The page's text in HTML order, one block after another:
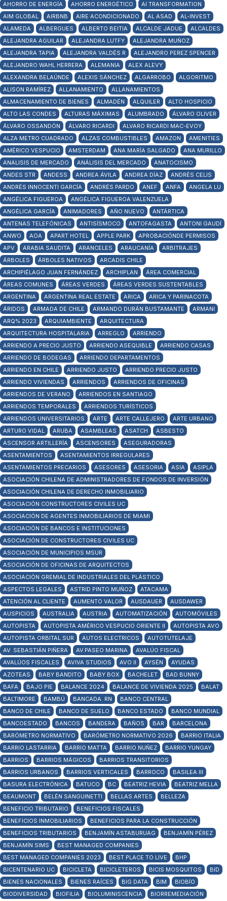
AHORRO DE ENERGÍA
AHORRO ENERGÉTICO
AI TRANSFORMATION
AIM GLOBAL
AIRBNB AIRE ACONDICIONADO AL ASAD
AL-INVEST
ALAMEDA
ALBERGUES ALBERTO BEITIA ALCALDE JADUE
ALCALDES
ALEJANDRA AGUILAR
ALEJANDRA LUTFY
ALEJANDRA MUÑOZ
ALEJANDRA TAPIA
ALEJANDRA VALDÉS R
ALEJANDRO PEREZ SPENCER
ALEJANDRO WAHL HERRERA
ALEMANIA
ALEX ALEVY
ALEXANDRA BELAÚNDE
ALEXIS SÁNCHEZ ALGARROBO
ALGORITMO
ALISON RAMÍREZ
ALLANAMIENTO
ALLANAMIENTOS
ALMACENAMIENTO DE BIENES
ALMADÉN ALQUILER
ALTO HOSPICIO
ALTO LAS CONDES
ALTURAS MÁXIMAS ALUMBRADO
ÁLVARO OLIVER
ÁLVARO OSSANDÓN
ÁLVARO RICARDI
ALVARO RICARDI MAC-EVOY
ALZA METRO CUADRADO
ALZAS COMBUSTIBLES AMAZON
AMENITIES
AMÉRICO VESPUCIO
AMSTERDAM ANA MARÍA SALGADO
ANA MURILLO
ANALISIS DE MERCADO
ANÁLISIS DEL MERCADO
ANATOCISMO
ANDES STR
ANDESS ANDREA ÁVILA ANDREA DÍAZ
ANDRÉS CELIS
ANDRÉS INNOCENTI GARCÍA
ANDRÉS PARDO ANEF ANFA
ANGELA LU
ANGÉLICA FIGUEROA
ANGÉLICA FIGUEROA VALENZUELA
ANGÉLICA GARCÍA
ANIMADORES AÑO NUEVO
ANTÁRTICA
ANTENAS TELEFÓNICAS
ANTISÍSMOCO ANTOFAGASTA
ANTONI GAUDÍ
ANWO
AOA APART HOTEL APPLE PARK
APROBACIÓNDE PERMISOS
APV
ARABIA SAUDITA ARANCELES ARAUCANÍA
ARBITRAJES
ÁRBOLES
ÁRBOLES NATIVOS
ARCADIS CHILE
ARCHIPIÉLAGO JUAN FERNÁNDEZ
ARCHIPLAN
ÁREA COMERCIAL
ÁREAS COMUNES
ÁREAS VERDES
ÁREAS VERDES SUSTENTABLES
ARGENTINA
ARGENTINA REAL ESTATE ARICA
ARICA Y PARINACOTA
ÁRIDOS
ARMADA DE CHILE ARMANDO DURÁN BUSTAMANTE
ARMANI
ARQ% 2023
ARQUIAMBIENTE
ARQUITECTURA
ARQUITECTURA HOSPITALARIA
ARREGLO
ARRIENDO
ARRIENDO A PRECIO JUSTO
ARRIENDO ASEQUIBLE
ARRIENDO CASAS
ARRIENDO DE BODEGAS
ARRIENDO DEPARTAMENTOS
ARRIENDO EN CHILE
ARRIENDO JUSTO
ARRIENDO PRECIO JUSTO
ARRIENDO VIVIENDAS
ARRIENDOS
ARRIENDOS DE OFICINAS
ARRIENDOS DE VERANO
ARRIENDOS EN SANTIAGO
ARRIENDOS TEMPORALES
ARRIENDOS TURÍSTICOS
ARRIENDOS UNIVERSITARIOS
ARTE ARTE CALLEJERO
ARTE URBANO
ARTURO VIDAL
ARUBA ASAMBLEAS ASATCH
ASBESTO
ASCENSOR ARTILLERÍA
ASCENSORES
ASEGURADORAS
ASENTAMIENTOS
ASENTAMIENTOS IRREGULARES
ASENTAMIENTOS PRECARIOS
ASESORES ASESORIA ASIA
ASIPLA
ASOCIACIÓN CHILENA DE ADMINISTRADORES DE FONDOS DE INVERSIÓN
ASOCIACIÓN CHILENA DE DERECHO INMOBILIARIO
ASOCIACIÓN CONSTRUCTORES CIVILES UC
ASOCIACIÓN DE AGENTES INMOBILIARIOS DE MIAMI
ASOCIACIÓN DE BANCOS E INSTITUCIONES
ASOCIACIÓN DE CONSTRUCTORES CIVILES UC
ASOCIACIÓN DE MUNICIPIOS MSUR
ASOCIACIÓN DE OFICINAS DE ARQUITECTOS
ASOCIACIÓN GREMIAL DE INDUSTRIALES DEL PLÁSTICO
ASPECTOS LEGALES
ASTRID PINTO MUÑOZ
ATACAMA
ATENCIÓN AL CLIENTE
AUMENTO VALOR AUSDAUER
AUSDAWER
AUSPICIOS
AUSTRALIA AUSTRIA AUTOMATIZACIÓN
AUTOMÓVILES
AUTOPISTA
AUTOPISTA AMÉRICO VESPUCIO ORIENTE II
AUTOPISTA AVO
AUTOPISTA ORBITAL SUR
AUTOS ELECTRICOS
AUTOTUTELAJE
AV. SEBASTIÁN PIÑERA
AV.PASEO MARINA
AVALÚO FISCAL
AVALÚOS FISCALES
AVIVA STUDIOS AVO II AYSÉN
AYUDAS
AZOTEAS
BABY BANDITO BABY BOX BACHELET
BAD BUNNY
BAFA
BAJO PIE BALANCE 2024 BALANCE DE VIVIENDA 2025
BALAT
BALTIMORE
BAMBÚ BANCADA. RN
BANCO CENTRAL
BANCO DE CHILE
BANCO DE SUELO BANCO ESTADO
BANCO MUNDIAL
BANCOESTADO
BANCOS BANDERA BAÑOS BAR
BARCELONA
BARÓMETRO NORMATIVO
BARÓMETRO NORMATIVO 2026
BARRIO ITALIA
BARRIO LASTARRIA
BARRIO MATTA BARRIO NUÑEZ
BARRIO YUNGAY
BARRIOS
BARRIOS MÁGICOS
BARRIOS TRANSITORIOS
BARRIOS URBANOS
BARRIOS VERTICALES BARROCO
BASILEA III
BASURA ELECTRÓNICA
BATUCO BC BEATRIZ HEVIA
BEATRIZ MELLA
BEAUMONT
BELÉN SANGUINETTI BELLAS ARTES
BELLEZA
BENEFICIO TRIBUTARIO
BENEFICIOS FISCALES
BENEFICIOS INMOBILIARIOS
BENEFICIOS PARA LA CONSTRUCCIÓN
BENEFICIOS TRIBUTARIOS
BENJAMÍN ASTABURUAG
BENJAMÍN PÉREZ
BENJAMÍN SIMS
BEST MANAGED COMPANIES
BEST MANAGED COMPANIES 2023
BEST PLACE TO LIVE
BHP
BICENTENARIO UC
BICICLETA BICICLETEROS BICIS MOSQUITOS
BID
BIENES NACIONALES
BIENES RAÍCES BIG DATA BIM
BIOBÍO
BIODIVERSIDAD
BIOFILIA BIOLUMINISCENCIA BIORREMEDIACIÓN